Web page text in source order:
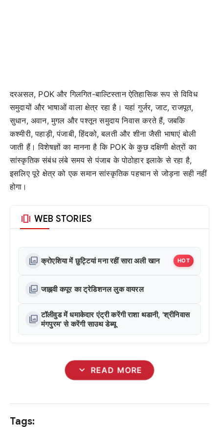
दरअसल, POK और गिलगित-बाल्टिस्तान ऐतिहासिक रूप से विविध
समुदायों और भाषाओं वाला क्षेत्र रहा है। यहां गुर्जर, जाट, राजपूत,
सुधान, अवान, मुगल और पश्तून समुदाय निवास करते हैं, जबकि
कश्मीरी, पहाड़ी, पंजाबी, हिंदको, बलती और शीना जैसी भाषाएं बोली
जाती हैं। विशेषज्ञों का मानना है कि POK के कुछ दक्षिणी क्षेत्रों का
सांस्कृतिक संबंध लंबे समय से पंजाब के पोठोहार इलाके से रहा है,
इसलिए पूरे क्षेत्र को एक समान सांस्कृतिक पहचान से जोड़ना सही नहीं
होगा।
amp_stories WEB STORIES
photo_library क्रोएशिया में छुट्टियां मना रहीं सारा अली खान HOT
photo_library जाह्नवी कपूर का ट्रेडिशनल लुक वायरल
photo_library टॉलीवुड में धमाकेदार एंट्री करेंगी राशा थडानी, 'श्रीनिवास
मंगपुरम' से करेंगी साउथ डेब्यू
expand_more READ MORE
Tags: